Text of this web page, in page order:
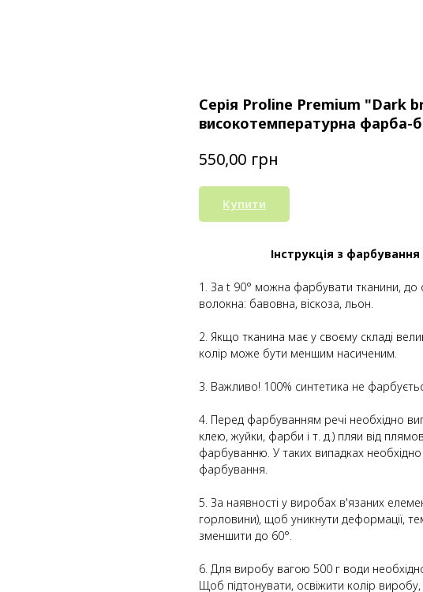
Серія Proline Premium "Dark
високотемпературна фарба-
550,00 грн
Купити
Інструкція з
1. За t 90° можна фарбувати тканини, до
волокна: бавовна, віскоза, льон.
2. Якщо тканина має у своєму складі
колір може бути меншим насиченим.
3. Важливо! 100% синтетика не
4. Перед фарбуванням речі необхідно
клею, жуйки, фарби і т. д.) пляи від
фарбуванню. У таких випадках
фарбування.
5. За наявності у виробах в'язаних
горловини), щоб уникнути деформації,
зменшити до 60°.
6. Для виробу вагою 500 г води
Щоб підтонувати, освіжити колір